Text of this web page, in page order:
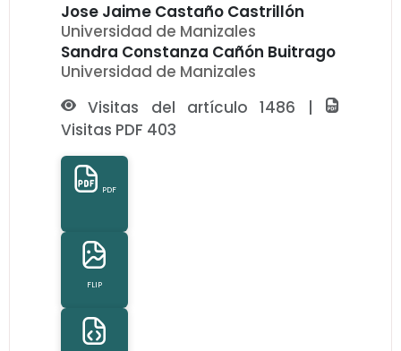
Jose Jaime Castaño Castrillón
Universidad de Manizales
Sandra Constanza Cañón Buitrago
Universidad de Manizales
Visitas del artículo 1486 |
Visitas PDF 403
PDF
FLIP